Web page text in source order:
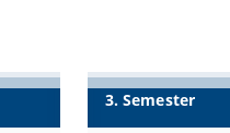
3. Semester